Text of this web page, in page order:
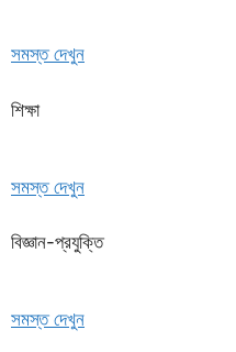
সমস্ত দেখুন
শিক্ষা
সমস্ত দেখুন
বিজ্ঞান-প্রযুক্তি
সমস্ত দেখুন